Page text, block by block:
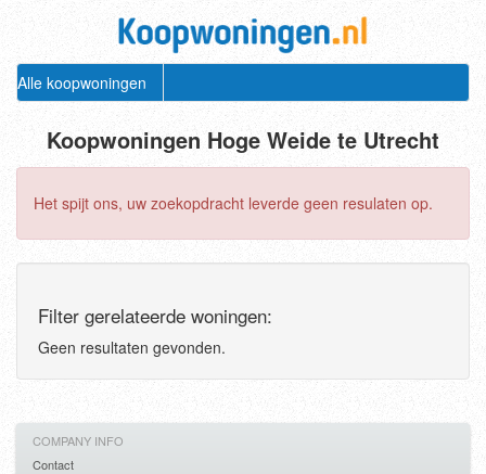
Alle koopwoningen
Koopwoningen Hoge Weide te Utrecht
Het spijt ons, uw zoekopdracht leverde geen resulaten op.
Filter gerelateerde woningen:
Geen resultaten gevonden.
COMPANY INFO
Contact